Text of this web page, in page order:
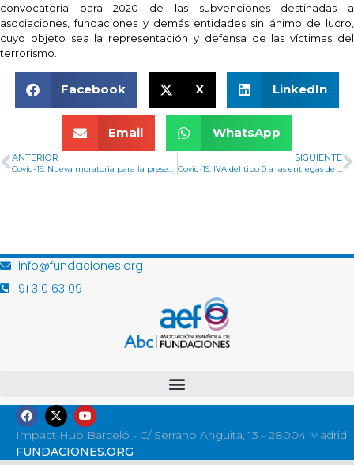
convocatoria para 2020 de las subvenciones destinadas a
asociaciones, fundaciones y demás entidades sin ánimo de lucro,
cuyo objeto sea la representación y defensa de las víctimas del
terrorismo.
Facebook X LinkedIn
Email WhatsApp
ANTERIOR SIGUIENTE
info@fundaciones.org
91 310 63 09
Impact Hub Barceló - C/ Serrano Anguita, 13 - 28004 Madrid
FUNDACIONES.ORG